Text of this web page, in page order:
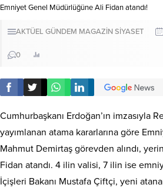
Emniyet Genel Müdürlüğüne Ali Fidan atandı!
AKTÜEL GÜNDEM MAGAZİNSİYASET
0
Cumhurbaşkanı Erdoğan’ın imzasıyla
yayımlanan atama kararlarına göre
Mahmut Demirtaş görevden alındı,
Fidan atandı. 4 ilin valisi, 7 ilin ise
İçişleri Bakanı Mustafa Çiftçi, yeni